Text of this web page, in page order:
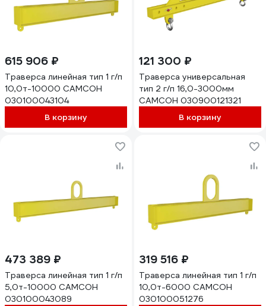
615 906 ₽
Траверса линейная тип 1 г/п
10,0т-10000 САМСОН
030100043104
В корзину
121 300 ₽
Траверса универсальная
тип 2 г/п 16,0-3000мм
САМСОН 030900121321
В корзину
473 389 ₽
Траверса линейная тип 1 г/п
5,0т-10000 САМСОН
030100043089
319 516 ₽
Траверса линейная тип 1 г/п
10,0т-6000 САМСОН
030100051276